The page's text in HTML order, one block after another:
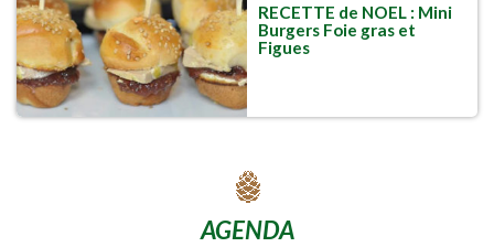
RECETTE de NOEL : Mini
Burgers Foie gras et
Figues
AGENDA